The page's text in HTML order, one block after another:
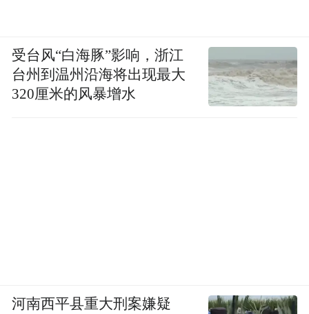
受台风“白海豚”影响，浙江
台州到温州沿海将出现最大
320厘米的风暴增水
河南西平县重大刑案嫌疑